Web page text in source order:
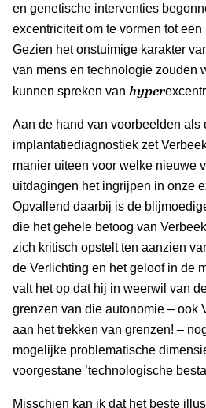
en genetische interventies
excentriciteit om te vormen tot
Gezien het onstuimige karakter
van mens en technologie zouden
kunnen spreken van hyper
Aan de hand van voorbeelden als
implantatiediagnostiek zet
manier uiteen voor welke nieuwe
uitdagingen het ingrijpen in onze
Opvallend daarbij is de
die het gehele betoog van
zich kritisch opstelt ten aanzien
de Verlichting en het geloof in de
valt het op dat hij in weerwil van
grenzen van die autonomie – ook
aan het trekken van grenzen! –
mogelijke problematische
voorgestane ’technologische
Misschien kan ik dat het beste